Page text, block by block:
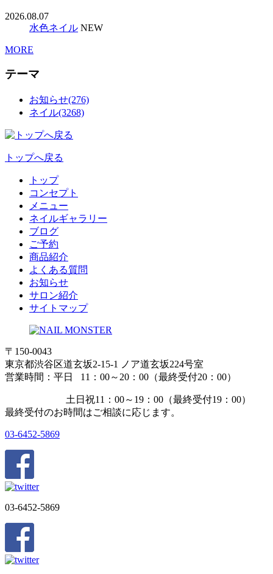
2026.08.07
水色ネイル NEW
MORE
テーマ
お知らせ(276)
ネイル(3268)
トップへ戻る
トップ
コンセプト
メニュー
ネイルギャラリー
ブログ
ご予約
商品紹介
よくある質問
お知らせ
サロン紹介
サイトマップ
〒150-0043
東京都渋谷区道玄坂2-15-1 ノア道玄坂224号室
営業時間：平日 11：00～20：00（最終受付20：00）
土日祝11：00～19：00（最終受付19：00）
最終受付のお時間はご相談に応じます。
03-6452-5869
03-6452-5869